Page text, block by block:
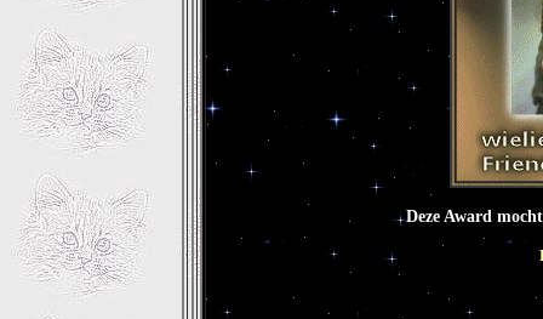
Deze Award